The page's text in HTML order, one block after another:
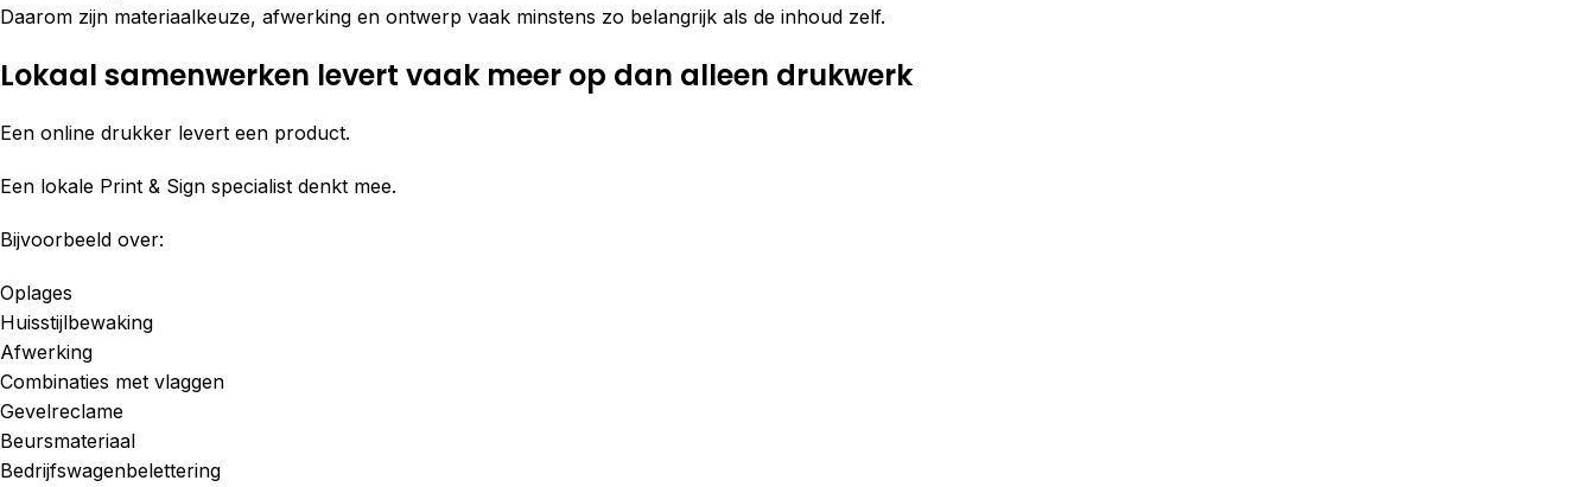
Daarom zijn materiaalkeuze, afwerking en ontwerp vaak minstens zo belangrijk als de inhoud zelf.
Lokaal samenwerken levert vaak meer op dan alleen drukwerk
Een online drukker levert een product.
Een lokale Print & Sign specialist denkt mee.
Bijvoorbeeld over:
Oplages
Huisstijlbewaking
Afwerking
Combinaties met vlaggen
Gevelreclame
Beursmateriaal
Bedrijfswagenbelettering